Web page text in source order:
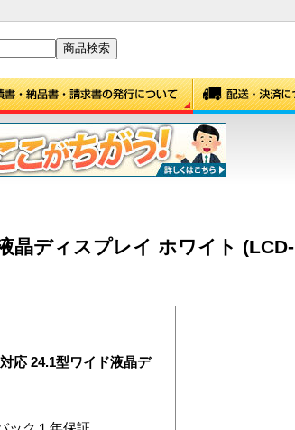
晶ディスプレイ ホワイト (LCD-
応 24.1型ワイド液晶デ